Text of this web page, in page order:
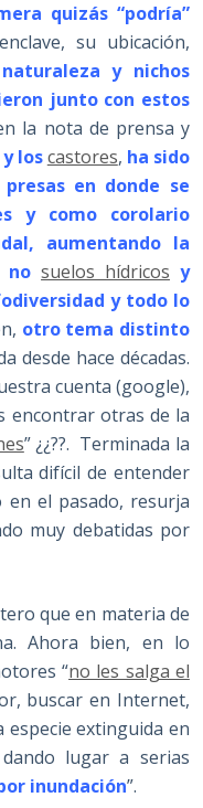
quizás “podría”
su ubicación,
y nichos
junto con estos
la nota de prensa y
loscastores, ha sido
en donde se
y como corolario
aumentando la
nosuelos hídricos y
y todo lo
otro tema distinto
desde hace décadas.
cuenta (google),
encontrar otras de la
” ¿¿??. Terminada la
difícil de entender
el pasado, resurja
muy debatidas por
que en materia de
Ahora bien, en lo
“no les salga el
buscar en Internet,
extinguida en
lugar a serias
inundación”.